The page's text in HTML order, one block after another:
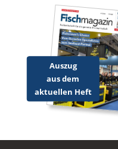
Auszug
aus dem
aktuellen Heft